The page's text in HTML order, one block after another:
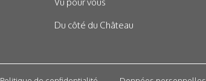
Du côté du Château